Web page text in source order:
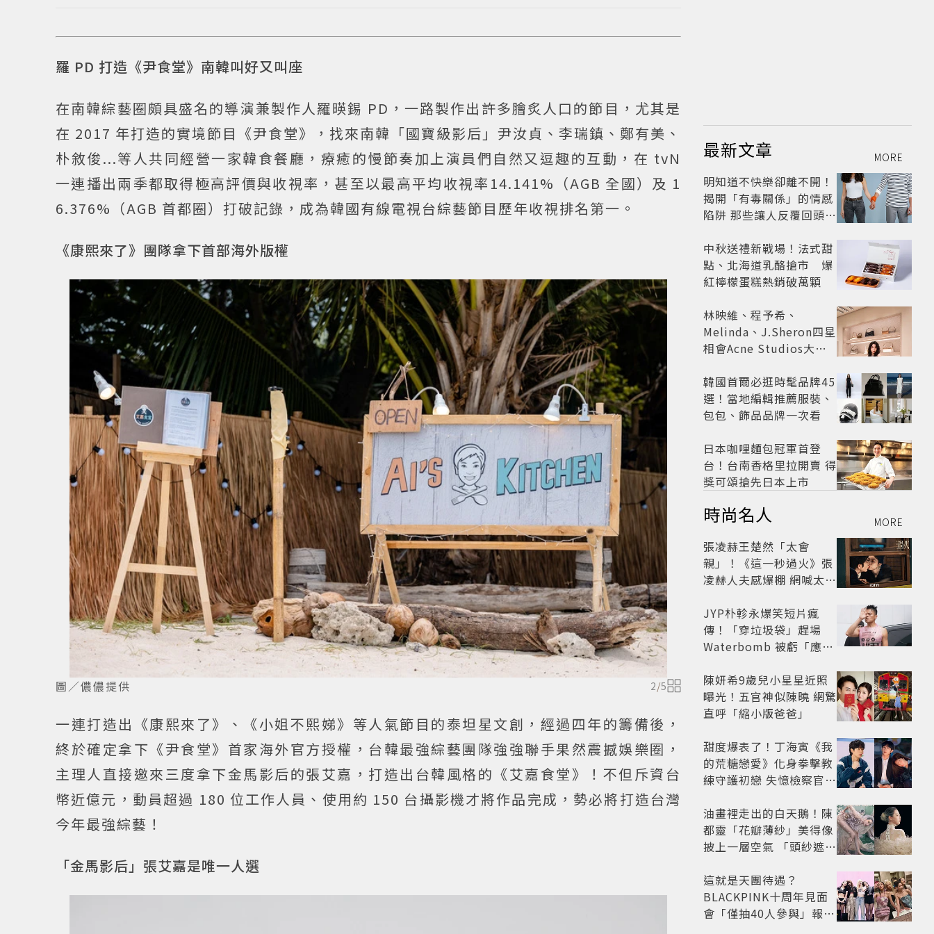
羅 PD 打造《尹食堂》南韓叫好又叫座
在南韓綜藝圈頗具盛名的導演兼製作人羅暎錫 PD，一路製作出許多膾炙人口的節目，尤其是
在 2017 年打造的實境節目《尹食堂》，找來南韓「國寶級影后」尹汝貞、李瑞鎮、鄭有美、
朴敘俊...等人共同經營一家韓食餐廳，療癒的慢節奏加上演員們自然又逗趣的互動，在 tvN
一連播出兩季都取得極高評價與收視率，甚至以最高平均收視率14.141%（AGB 全國）及 1
6.376%（AGB 首都圈）打破記錄，成為韓國有線電視台綜藝節目歷年收視排名第一。
《康熙來了》團隊拿下首部海外版權
圖／儂儂提供 2/5
一連打造出《康熙來了》、《小姐不熙娣》等人氣節目的泰坦星文創，經過四年的籌備後，
終於確定拿下《尹食堂》首家海外官方授權，台韓最強綜藝團隊強強聯手果然震撼娛樂圈，
主理人直接邀來三度拿下金馬影后的張艾嘉，打造出台韓風格的《艾嘉食堂》！不但斥資台
幣近億元，動員超過 180 位工作人員、使用約 150 台攝影機才將作品完成，勢必將打造台灣
今年最強綜藝！
「金馬影后」張艾嘉是唯一人選
最新文章 MORE
明知道不快樂卻離不開！
揭開「有毒關係」的情感
陷阱 那些讓人反覆回頭的
戒？
中秋送禮新戰場！法式甜
點、北海道乳酪搶市 爆
紅檸檬蛋糕熱銷破萬顆
林映維、程予希、
Melinda、J.Sheron四星
相會Acne Studios大曬
韓國首爾必逛時髦品牌45
選！當地編輯推薦服裝、
包包、飾品品牌一次看
日本咖哩麵包冠軍首登
台！台南香格里拉開賣 得
獎可頌搶先日本上市
時尚名人 MORE
張凌赫王楚然「太會
親」！《這一秒過火》張
凌赫人夫感爆棚 網喊太有
JYP朴軫永爆笑短片瘋
傳！「穿垃圾袋」趕場
Waterbomb 被虧「應該
陳妍希9歲兒小星星近照
曝光！五官神似陳曉 網驚
直呼「縮小版爸爸」
甜度爆表了！丁海寅《我
的荒糖戀愛》化身拳擊教
練守護初戀 失憶檢察官×
劇
油畫裡走出的白天鵝！陳
都靈「花瓣薄紗」美得像
披上一層空氣 「頭紗遮
太仙
這就是天團待遇？
BLACKPINK十周年見面
會「僅抽40人參與」報名